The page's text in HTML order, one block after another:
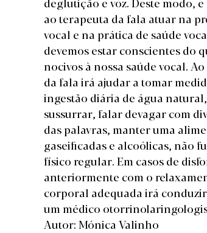
ao terapeuta da fala atuar na
vocal e na prática de saúde
devemos estar conscientes do
nocivos à nossa saúde vocal.
da fala irá ajudar a tomar
ingestão diária de água
sussurrar, falar devagar com
das palavras, manter uma
gaseificadas e alcoólicas, não
físico regular. Em casos de
anteriormente com o
corporal adequada irá conduzir
um médico
Autor: Mónica Valinho